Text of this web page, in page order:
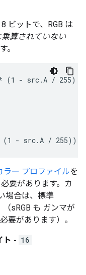
ビットで、RGB は
算されていない
。
(1 - src.A / 255)
ラー プロファイルを
要があります。カ
場合は、標準
（sRGB も ガンマが
要があります）。
ト - 16